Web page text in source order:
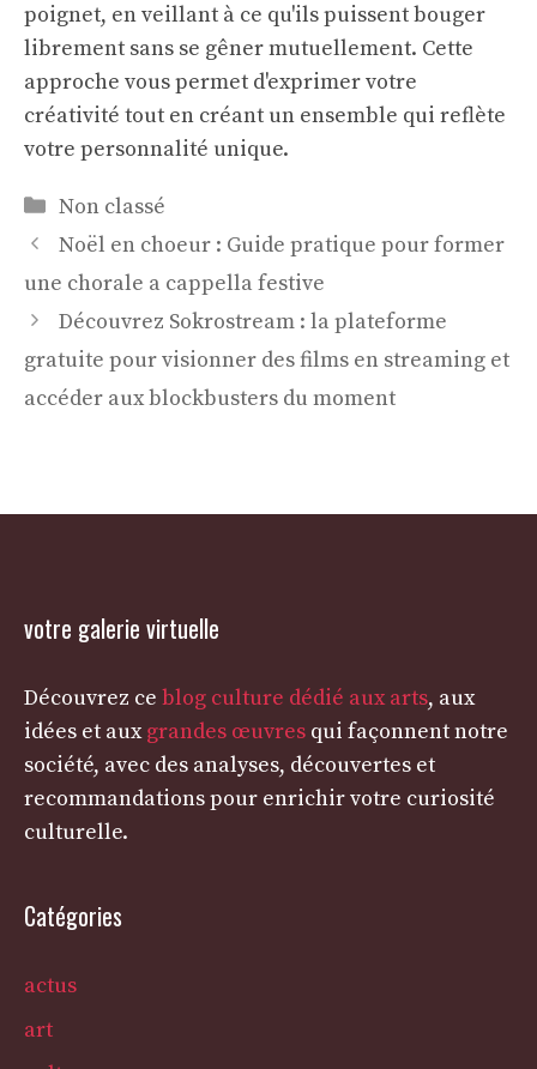
poignet, en veillant à ce qu'ils puissent bouger
librement sans se gêner mutuellement. Cette
approche vous permet d'exprimer votre
créativité tout en créant un ensemble qui reflète
votre personnalité unique.
Catégories
Non classé
Noël en choeur : Guide pratique pour former
une chorale a cappella festive
Découvrez Sokrostream : la plateforme
gratuite pour visionner des films en streaming et
accéder aux blockbusters du moment
votre galerie virtuelle
Découvrez ce blog culture dédié aux arts, aux
idées et auxgrandes œuvres qui façonnent notre
société, avec des analyses, découvertes et
recommandations pour enrichir votre curiosité
culturelle.
Catégories
actus
art